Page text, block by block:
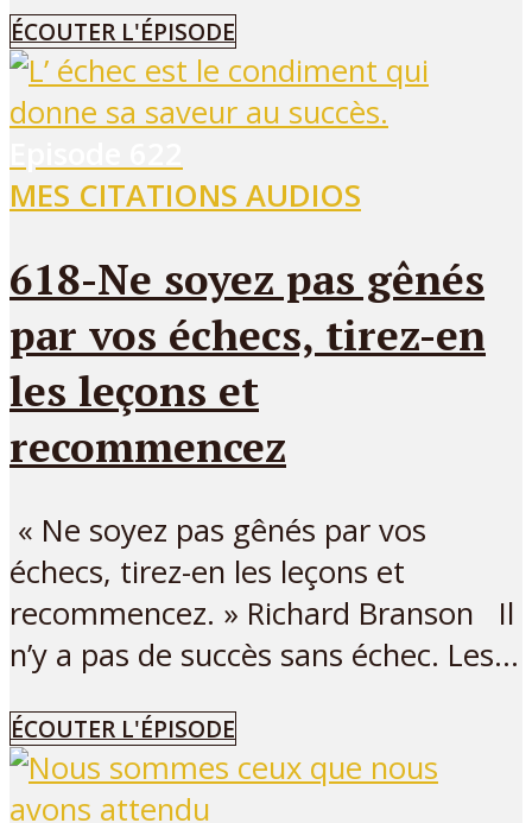
ÉCOUTER L'ÉPISODE
MES CITATIONS AUDIOS
618-Ne soyez pas gênés
par vos échecs, tirez-en
les leçons et
recommencez
« Ne soyez pas gênés par vos
échecs, tirez-en les leçons et
recommencez. » Richard Branson Il
n’y a pas de succès sans échec. Les...
ÉCOUTER L'ÉPISODE